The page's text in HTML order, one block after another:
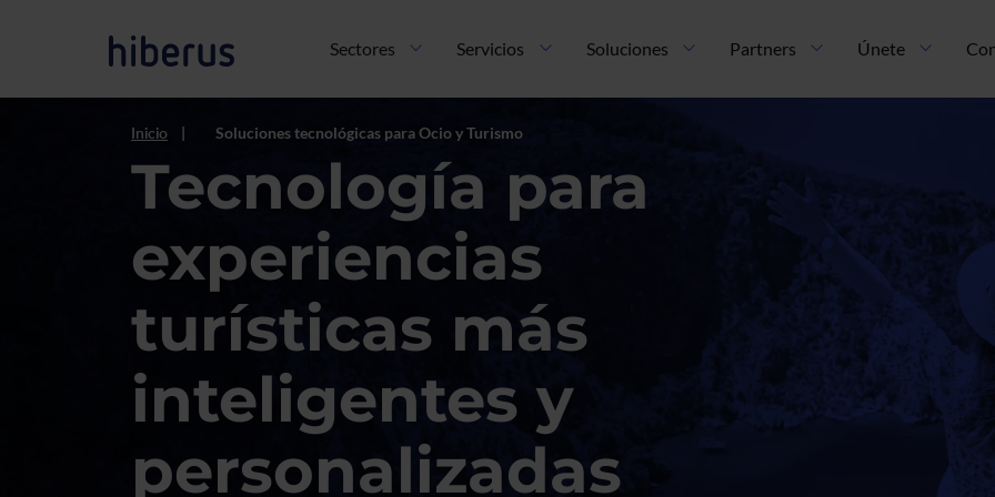
Sectores
Servicios Soluciones Partners Únete
Inicio Soluciones tecnológicas para Ocio y Turismo
Tecnología para
experiencias
turísticas más
inteligentes y
personalizadas